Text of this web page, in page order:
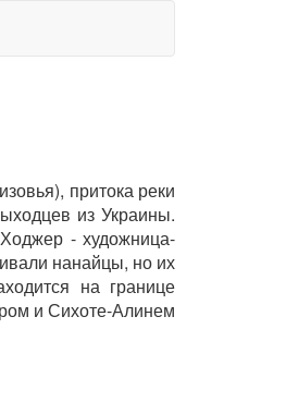
притока реки
из Украины.
- художница-
нанайцы, но их
на границе
и Сихоте-Алинем